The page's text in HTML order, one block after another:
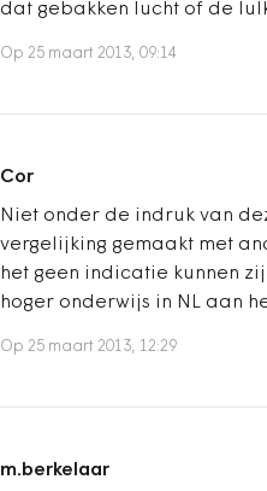
dat gebakken lucht of de
Op 25 maart 2013, 09:14
Cor
Niet onder de indruk van
vergelijking gemaakt met
het geen indicatie kunnen
hoger onderwijs in NL aan
Op 25 maart 2013, 12:29
m.berkelaar